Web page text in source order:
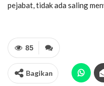
pejabat, tidak ada saling
85
Bagikan